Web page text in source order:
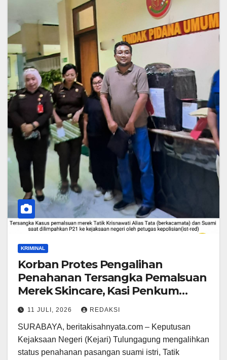
KRIMINAL
Korban Protes Pengalihan
Penahanan Tersangka Pemalsuan
Merek Skincare, Kasi Penkum
Kejati Jatim: Nanti Saya Tegur
Jaksanya
11 JULI, 2026 REDAKSI
SURABAYA, beritakisahnyata.com – Keputusan
Kejaksaan Negeri (Kejari) Tulungagung mengalihkan
status penahanan pasangan suami istri, Tatik